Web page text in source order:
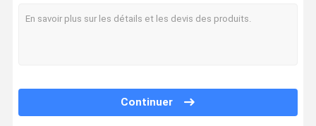
masterbatch de remplisseur
Masterbatch de couleur pour injection
Continuer